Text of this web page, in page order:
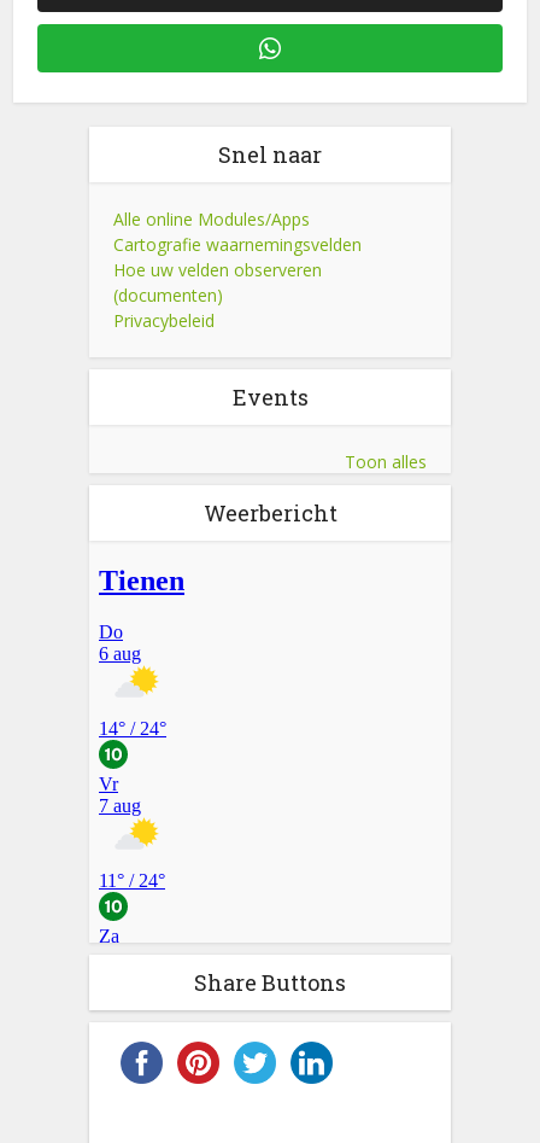
Snel naar
Alle online Modules/Apps
Cartografie waarnemingsvelden
Hoe uw velden observeren
(documenten)
Privacybeleid
Events
Toon alles
Weerbericht
Share Buttons